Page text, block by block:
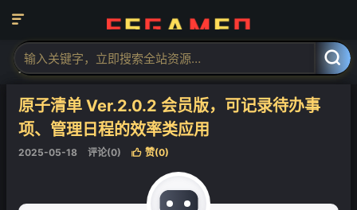


当前位置：福神网-专注分享最实用的软件、工具、资讯
正
文
原子清单 Ver.2.0.2 会员版，可记录待办事
项、管理日程的效率类应用
2025-05-18 评论(0)  赞(0)